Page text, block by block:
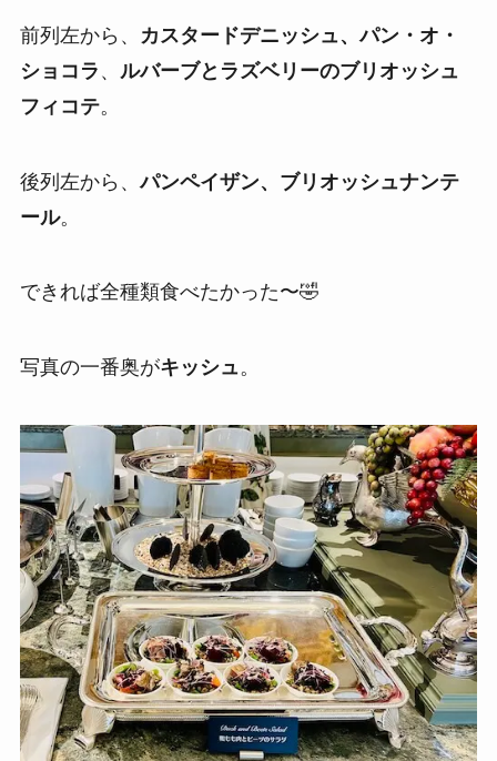
前列左から、 カスタードデニッシュ、パン・オ・
ショコラ 、 ルバーブとラズベリーのブリオッシュ
フィコテ。
後列左から、パンペイザン、ブリオッシュナンテ
ール。
できれば全種類食べたかった〜🤣
写真の一番奥がキッシュ。